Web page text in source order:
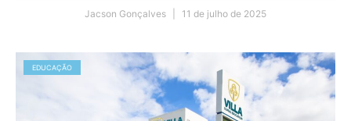
Jacson Gonçalves 11 de julho de 2025
EDUCAÇÃO